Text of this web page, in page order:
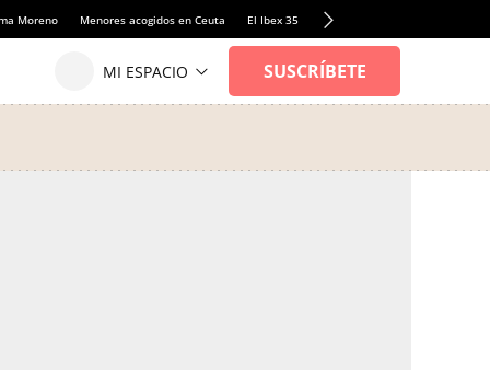
Moreno Menores acogidos en Ceuta El Ibex 35 Llamadas de alerta Sánchez